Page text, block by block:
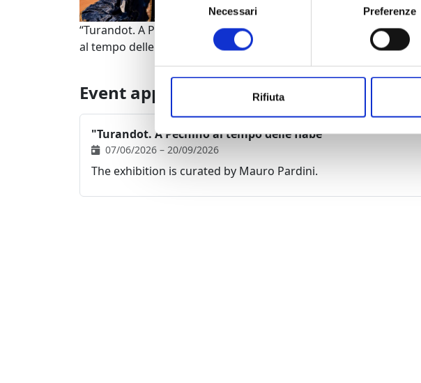
Necessari Preferenze
Rifiuta
“Turandot. A Pechino
al tempo delle fiabe”
“Turandot. A Pechino
al tempo delle fiabe” 2
Event appointments:
"Turandot. A Pechino al tempo delle fiabe"
07/06/2026 – 20/09/2026
The exhibition is curated by Mauro Pardini.